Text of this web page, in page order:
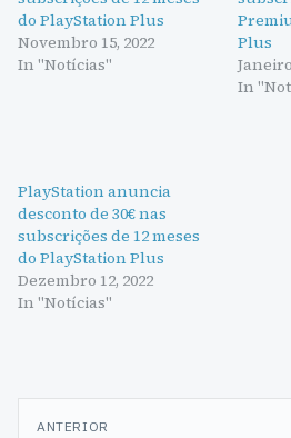
do PlayStation Plus
Novembro 15, 2022
In "Notícias"
Plus
In
PlayStation anuncia
desconto de 30€ nas
subscrições de 12 meses
do PlayStation Plus
Dezembro 12, 2022
In "Notícias"
Navegação
ANTERIOR